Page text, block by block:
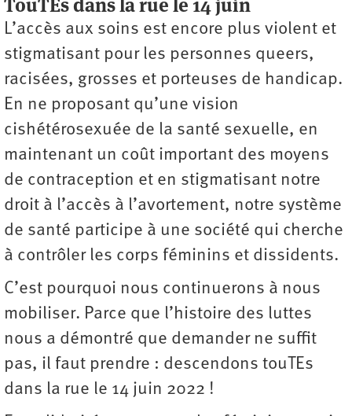
L’accès aux soins est encore plus violent et
stigmatisant pour les personnes queers,
racisées, grosses et porteuses de handicap.
En ne proposant qu’une vision
cishétérosexuée de la santé sexuelle, en
maintenant un coût important des moyens
de contraception et en stigmatisant notre
droit à l’accès à l’avortement, notre système
de santé participe à une société qui cherche
à contrôler les corps féminins et dissidents.
C’est pourquoi nous continuerons à nous
mobiliser. Parce que l’histoire des luttes
nous a démontré que demander ne suffit
pas, il faut prendre : descendons touTEs
dans la rue le 14 juin 2022 !